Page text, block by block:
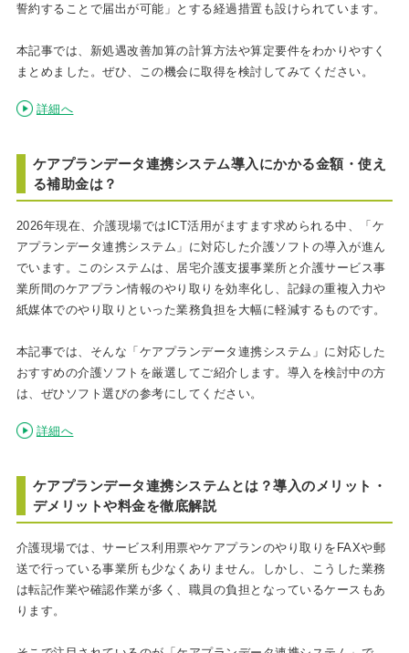
誓約することで届出が可能」とする経過措置も設けられています。
本記事では、新処遇改善加算の計算方法や算定要件をわかりやすく
まとめました。ぜひ、この機会に取得を検討してみてください。
詳細へ
ケアプランデータ連携システム導入にかかる金額・使え
る補助金は？
2026年現在、介護現場ではICT活用がますます求められる中、「ケ
アプランデータ連携システム」に対応した介護ソフトの導入が進ん
でいます。このシステムは、居宅介護支援事業所と介護サービス事
業所間のケアプラン情報のやり取りを効率化し、記録の重複入力や
紙媒体でのやり取りといった業務負担を大幅に軽減するものです。
本記事では、そんな「ケアプランデータ連携システム」に対応した
おすすめの介護ソフトを厳選してご紹介します。導入を検討中の方
は、ぜひソフト選びの参考にしてください。
詳細へ
ケアプランデータ連携システムとは？導入のメリット・
デメリットや料金を徹底解説
介護現場では、サービス利用票やケアプランのやり取りをFAXや郵
送で行っている事業所も少なくありません。しかし、こうした業務
は転記作業や確認作業が多く、職員の負担となっているケースもあ
ります。